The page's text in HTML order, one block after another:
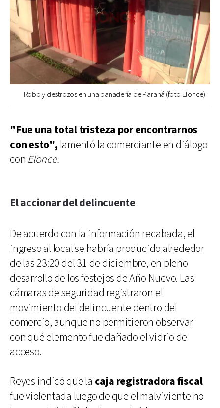
Robo y destrozos en una panadería de Paraná (foto Elonce)
"Fue una total tristeza por encontrarnos
con esto",lamentó la comerciante en diálogo
con Elonce.
El accionar del delincuente
De acuerdo con la información recabada, el
ingreso al local se habría producido alrededor
de las 23:20 del 31 de diciembre, en pleno
desarrollo de los festejos de Año Nuevo. Las
cámaras de seguridad registraron el
movimiento del delincuente dentro del
comercio, aunque no permitieron observar
con qué elemento fue dañado el vidrio de
acceso.
Reyes indicó que la caja registradora fiscal
fue violentada luego de que el malviviente no